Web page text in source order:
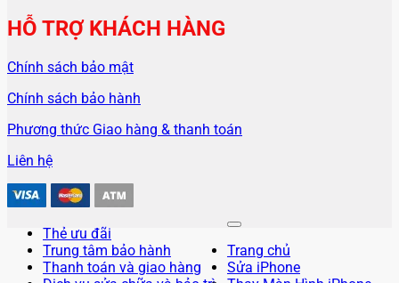
HỖ TRỢ KHÁCH HÀNG
Chính sách bảo mật
Chính sách bảo hành
Phương thức Giao hàng & thanh toán
Liên hệ
Thẻ ưu đãi
Trung tâm bảo hành
Thanh toán và giao hàng
Trang chủ
Sửa iPhone